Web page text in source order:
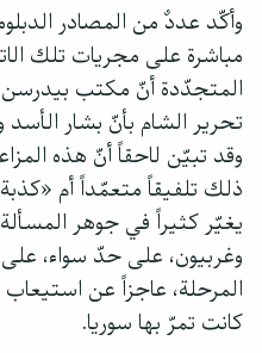
وأكّد عددٌ من المصادر
مباشرة على مجريات تلك
المتجدّدة أنّ مكتب بيدرسن
وقد تبيّن لاحقاً أنّ هذه
ذلك تلفيقاً متعمّداً أم
يغيّر كثيراً في جوهر
وغربيون، على حدّ سواء،
المرحلة، عاجزاً عن
كانت تمرّ بها سوريا.